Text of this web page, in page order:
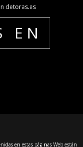
detoras.es
EN
en estas páginas Web están